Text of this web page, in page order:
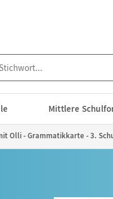
Mittlere
Olli - Grammatikkarte - 3.